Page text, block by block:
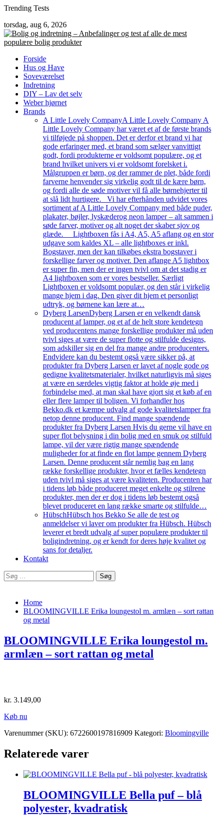
Skip
content
Trending Tests
torsdag, aug 6, 2026
Forside
Hus og Have
Soveværelset
Indretning
DIY – Lav det selv
Weber hjørnet
Brands
A Little Lovely CompanyA Little Lovely Company A
Little Lovely Company har været et af de første brands
vi tilføjede på shoppen. Det er derfor et brand vi har
gode erfaringer med, et brand som sælger vanvittigt
godt, fordi produkterne er voldsomt populære, og et
brand hvilket univers vi er voldsomt forelsket i.
Målgruppen er børn, og der rammer de plet, både fordi
farverne henvender sig virkelig godt til de kære børn,
og fordi alle de søde motiver vil få alle børnehjerter til
at slå lidt hurtigere. Vi har efterhånden udvidet vores
sortiment af A Little Lovely Company med både puder,
plakater, bøjler, lyskæderog neon lamper – alt sammen i
søde farver, motiver og alt noget der skaber sjov og
glæde. Lightboxen fås i A4, A5, A5 aflang og en stor
udgave som kaldes XL – alle lightboxes er inkl.
Bogstaver, men der kan tilkøbes ekstra bogstaver i
forskellige farver og motiver. Den aflange A5 lightbox
er super fin, men der er ingen tvivl om at det stadig er
A4 lightboxen som er vores bestseller. Særligt
Lightboxen er voldsomt populær, og den står i virkelig
mange hjem i dag. Den giver dit hjem et personligt
udtryk, og børnene kan lære at…
Dyberg LarsenDyberg Larsen er en velkendt dansk
producent af lamper, og et af de helt store kendetegn
ved producentens mange forskellige produkter må uden
tvivl siges at være de super flotte og stilfulde designs,
som adskiller sig en del fra mange andre producenters.
Endvidere kan du bestemt også være sikker på, at
produkter fra Dyberg Larsen er lavet af nogle gode og
gedigne kvalitetsmaterialer, hvilket naturligvis må siges
at være en særdeles vigtig faktor at holde øje med i
forbindelse med, at man skal have gjort sig et køb af en
eller flere lamper til boligen. Vi forhandler hos
Bekko.dk et kæmpe udvalg af gode kvalitetslamper fra
netop denne producent. Find mange spændende
produkter fra Dyberg Larsen Hvis du gerne vil have en
super flot belysning i din bolig med en smuk og stilfuld
lampe, vil der være rigtig mange spændende
muligheder for at finde en flot lampe gennem Dyberg
Larsen. Denne producent står nemlig bag en lang
række forskellige produkter, hvor et fælles kendetegn
uden tvivl må siges at være kvaliteten. Producenten har
i tidens løb både produceret meget enkelte og stilrene
produkter, men der er dog i tidens løb bestemt også
blevet produceret en lang række smarte og stilfulde…
HübschHübsch hos Bekko Se alle de test og
anmeldelser vi laver om produkter fra Hübsch. Hübsch
leverer et bredt udvalg af super populære produkter til
boligindretning, og er kendt for deres høje kvalitet og
sans for detaljer.
Kontakt
Søg
efter:
Home
BLOOMINGVILLE Erika loungestol m. armlæn – sort rattan
og metal
BLOOMINGVILLE Erika loungestol m.
armlæn – sort rattan og metal
kr. 3.149,00
Køb nu
Varenummer (SKU): 6722600197816909 Kategori: Bloomingville
Relaterede varer
BLOOMINGVILLE Bella puf – blå
polyester, kvadratisk